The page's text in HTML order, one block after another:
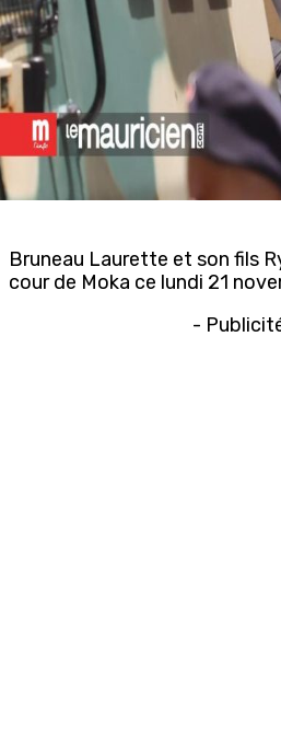
Bruneau Laurette et son fils
cour de Moka ce lundi 21
-